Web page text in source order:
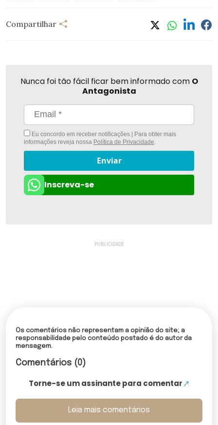
Compartilhar
Nunca foi tão fácil ficar bem informado com O
Antagonista
Eu concordo em receber notificações | Para obter mais
informações reveja nossa Política de Privacidade.
Enviar
Inscreva-se
Os comentários não representam a opinião do site; a
responsabilidade pelo conteúdo postado é do autor da
mensagem.
Comentários (0)
Torne-se um assinante para comentar
Leia mais comentários